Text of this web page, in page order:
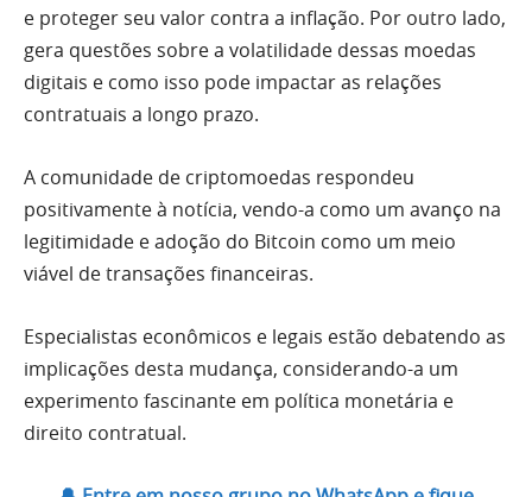
e proteger seu valor contra a inflação. Por outro lado,
gera questões sobre a volatilidade dessas moedas
digitais e como isso pode impactar as relações
contratuais a longo prazo.
A comunidade de criptomoedas respondeu
positivamente à notícia, vendo-a como um avanço na
legitimidade e adoção do Bitcoin como um meio
viável de transações financeiras.
Especialistas econômicos e legais estão debatendo as
implicações desta mudança, considerando-a um
experimento fascinante em política monetária e
direito contratual.